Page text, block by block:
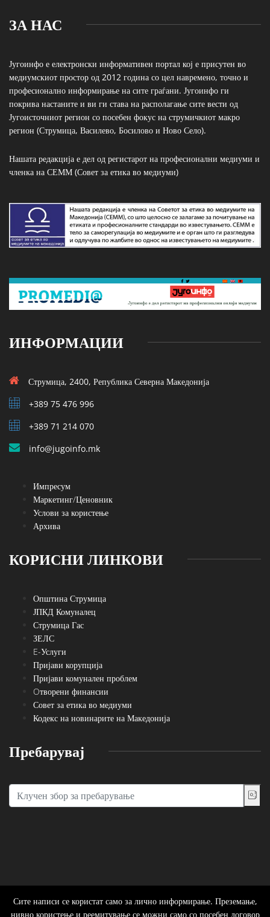
ЗА НАС
Југоинфо е електронски информативен портал кој е присутен во
медиумскиот простор од 2012 година со цел навремено, точно и
професионално информирање на сите граѓани. Југоинфо ги
покрива настаните и ви ги става на располагање сите вести од
Југоисточниот регион со посебен фокус на струмичкиот макро
регион (Струмица, Василево, Босилово и Ново Село).
Нашата редакција е дел од регистарот на професионални медиуми и
членка на СЕММ (Совет за етика во медиуми)
ИНФОРМАЦИИ
Струмица, 2400, Република Северна Македонија
+389 75 476 996
+389 71 214 070
info@jugoinfo.mk
Импресум
Маркетинг/Ценовник
Услови за користење
Архива
КОРИСНИ ЛИНКОВИ
Општина Струмица
ЈПКД Комуналец
Струмица Гас
ЗЕЛС
E-Услуги
Пријави корупција
Пријави комунален проблем
Oтворени финансии
Совет за етика во медиуми
Кодекс на новинарите на Македонија
Пребарувај
Сите написи се користат само за лично информирање. Преземање,
нивно користење и реемитување се можни само со посебен договор